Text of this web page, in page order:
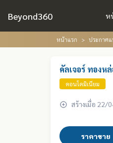
Beyond360 ห
หน้าแรก ประกาศ
คัลเจอร์ ทองห
คอนโดมิเนียม
สร้างเมื่อ 22/
ราคาขาย